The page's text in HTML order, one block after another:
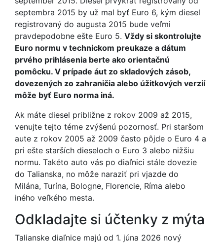
septembra 2015 by už mal byť Euro 6, kým diesel
registrovaný do augusta 2015 bude veľmi
pravdepodobne ešte Euro 5. Vždy si skontrolujte
Euro normu v technickom preukaze a dátum
prvého prihlásenia berte ako orientačnú
pomôcku. V prípade áut zo skladových zásob,
dovezených zo zahraničia alebo úžitkových verzií
môže byť Euro norma iná.
Ak máte diesel približne z rokov 2009 až 2015,
venujte tejto téme zvýšenú pozornosť. Pri staršom
aute z rokov 2005 až 2009 často pôjde o Euro 4 a
pri ešte starších dieseloch o Euro 3 alebo nižšiu
normu. Takéto auto vás po diaľnici stále dovezie
do Talianska, no môže naraziť pri vjazde do
Milána, Turína, Bologne, Florencie, Ríma alebo
iného veľkého mesta.
Odkladajte si účtenky z mýta
Talianske diaľnice majú od 1. júna 2026 nový